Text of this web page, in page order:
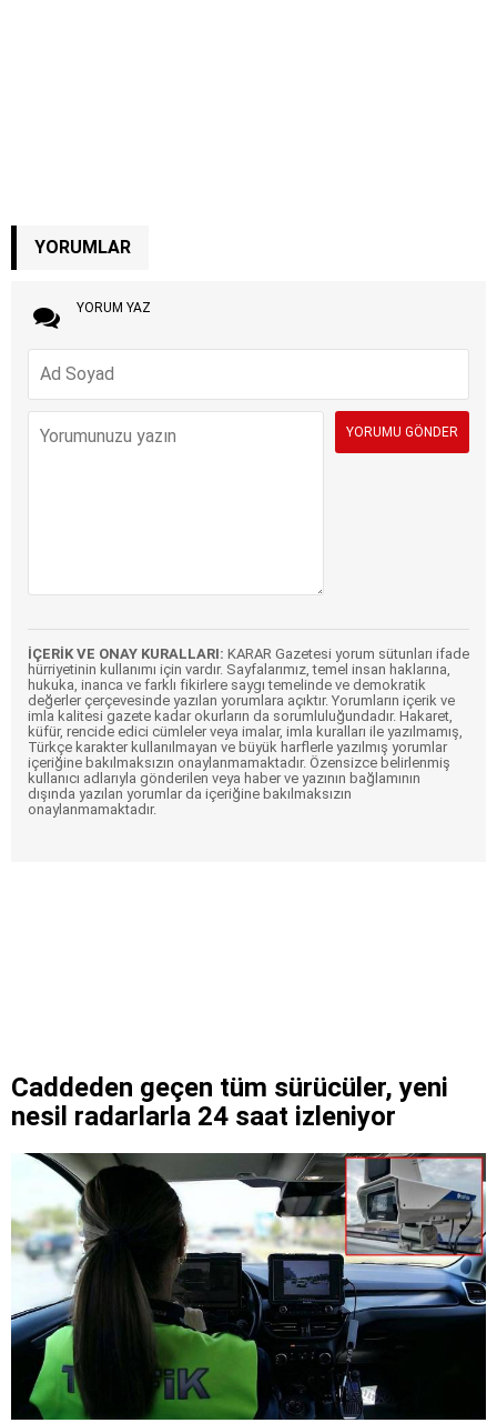
YORUMLAR
YORUM YAZ
İÇERİK VE ONAY KURALLARI: KARAR Gazetesi yorum sütunları ifade
hürriyetinin kullanımı için vardır. Sayfalarımız, temel insan haklarına,
hukuka, inanca ve farklı fikirlere saygı temelinde ve demokratik
değerler çerçevesinde yazılan yorumlara açıktır. Yorumların içerik ve
imla kalitesi gazete kadar okurların da sorumluluğundadır. Hakaret,
küfür, rencide edici cümleler veya imalar, imla kuralları ile yazılmamış,
Türkçe karakter kullanılmayan ve büyük harflerle yazılmış yorumlar
içeriğine bakılmaksızın onaylanmamaktadır. Özensizce belirlenmiş
kullanıcı adlarıyla gönderilen veya haber ve yazının bağlamının
dışında yazılan yorumlar da içeriğine bakılmaksızın
onaylanmamaktadır.
Caddeden geçen tüm sürücüler, yeni
nesil radarlarla 24 saat izleniyor